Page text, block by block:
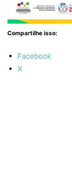
Compartilhe isso:
Facebook
X